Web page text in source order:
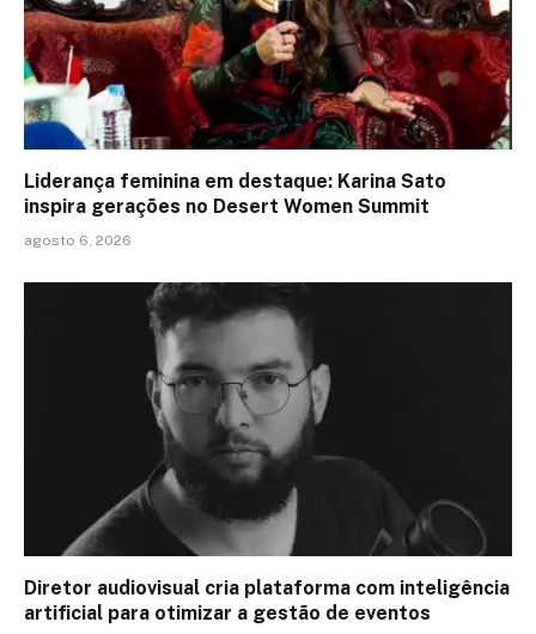
Liderança feminina em destaque: Karina Sato
inspira gerações no Desert Women Summit
agosto 6, 2026
Diretor audiovisual cria plataforma com inteligência
artificial para otimizar a gestão de eventos